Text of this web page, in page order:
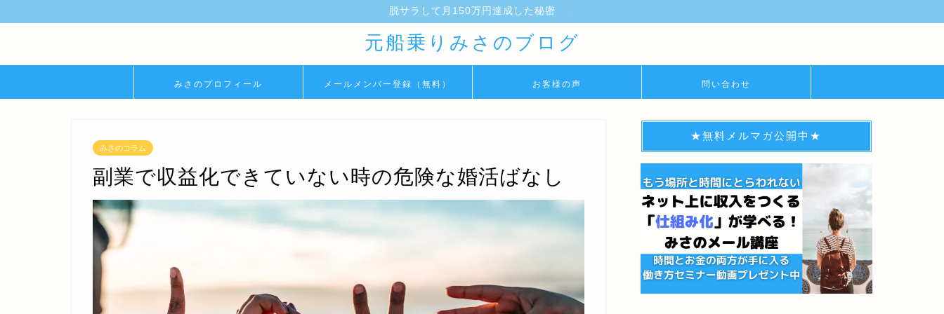
脱サラして月150万円達成した秘密
元船乗りみさのブログ
みさのプロフィール メールメンバー登録（無料） お客様の声 問い合わせ
みさのコラム
副業で収益化できていない時の危険な婚活ばなし
★無料メルマガ公開中★